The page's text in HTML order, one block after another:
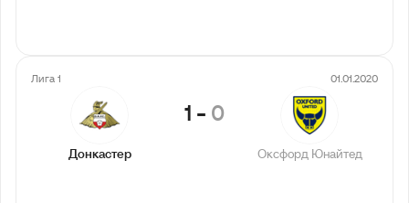
Лига 1 01.01.2020
Донкастер
1 - 0
Оксфорд Юнайтед